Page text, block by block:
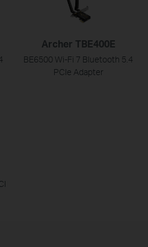
Archer TBE400E
BE6500 Wi-Fi 7 Bluetooth 5.4
PCIe Adapter